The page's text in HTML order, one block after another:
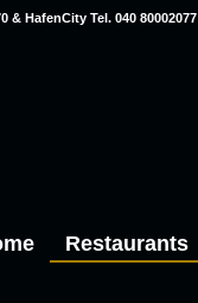
& HafenCity Tel. 040 80002077
Restaurants